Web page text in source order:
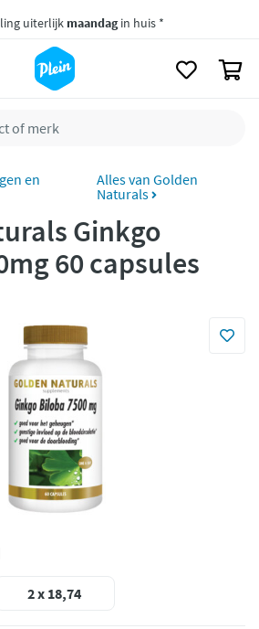
bezorging vanaf 35,- *
uiterlijkmaandag
retourneren
bezorgd
en
Alles van Golden
Naturals
Ginkgo
60 capsules
2 x 18,74